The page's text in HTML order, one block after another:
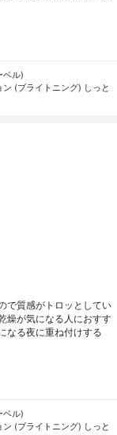
ベル)
ン (ブライトニング) しっと
で質感がトロッとしてい
燥が気になる人におすす
なる夜に重ね付けする
ベル)
ン (ブライトニング) しっと